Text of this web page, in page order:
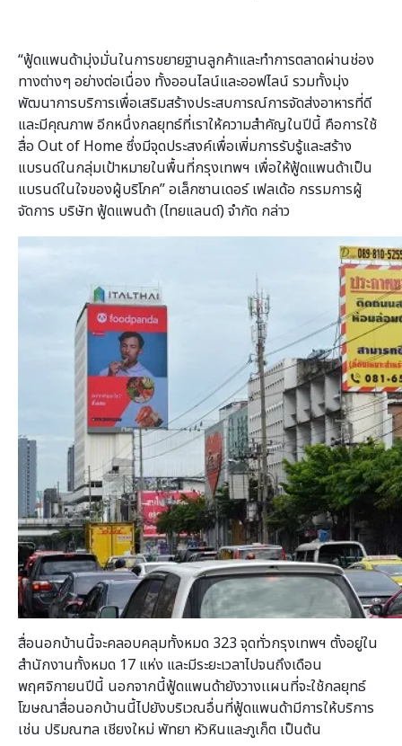
“ฟู้ดแพนด้ามุ่งมั่นในการขยายฐานลูกค้าและทำการตลาดผ่านช่อง
ทางต่างๆ อย่างต่อเนื่อง ทั้งออนไลน์และออฟไลน์ รวมทั้งมุ่ง
พัฒนาการบริการเพื่อเสริมสร้างประสบการณ์การจัดส่งอาหารที่ดี
และมีคุณภาพ อีกหนึ่งกลยุทธ์ที่เราให้ความสำคัญในปีนี้ คือการใช้
สื่อ Out of Home ซึ่งมีจุดประสงค์เพื่อเพิ่มการรับรู้และสร้าง
แบรนด์ในกลุ่มเป้าหมายในพื้นที่กรุงเทพฯ เพื่อให้ฟู้ดแพนด้าเป็น
แบรนด์ในใจของผู้บริโภค” อเล็กซานเดอร์ เฟลเด้อ กรรมการผู้
จัดการ บริษัท ฟู้ดแพนด้า (ไทยแลนด์) จำกัด กล่าว
สื่อนอกบ้านนี้จะคลอบคลุมทั้งหมด 323 จุดทั่วกรุงเทพฯ ตั้งอยู่ใน
สำนักงานทั้งหมด 17 แห่ง และมีระยะเวลาไปจนถึงเดือน
พฤศจิกายนปีนี้ นอกจากนี้ฟู้ดแพนด้ายังวางเเผนที่จะใช้กลยุทธ์
โฆษณาสื่อนอกบ้านนี้ไปยังบริเวณอื่นที่ฟู้ดแพนด้ามีการให้บริการ
เช่น ปริมณฑล เชียงใหม่ พัทยา หัวหินและภูเก็ต เป็นต้น